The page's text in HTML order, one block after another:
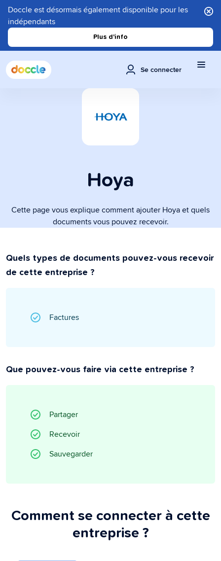
Doccle est désormais également disponible pour les
indépendants
Plus d'info
Se connecter
Hoya
Cette page vous explique comment ajouter Hoya et quels
documents vous pouvez recevoir.
Quels types de documents pouvez-vous recevoir
de cette entreprise ?
Factures
Que pouvez-vous faire via cette entreprise ?
Partager
Recevoir
Sauvegarder
Comment se connecter à cette
entreprise ?